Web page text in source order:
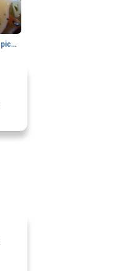
macarrão e cenouras com ervas picadas